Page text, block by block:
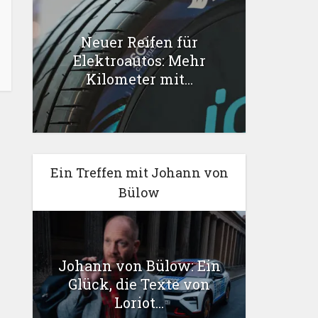
Neuer Reifen für
Elektroautos: Mehr
Kilometer mit...
Ein Treffen mit Johann von
Bülow
Johann von Bülow: Ein
Glück, die Texte von
Loriot...